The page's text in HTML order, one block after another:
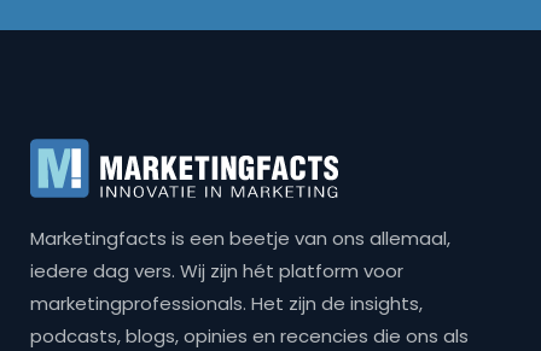
Marketingfacts is een beetje van ons allemaal,
iedere dag vers. Wij zijn hét platform voor
marketingprofessionals. Het zijn de insights,
podcasts, blogs, opinies en recencies die ons als